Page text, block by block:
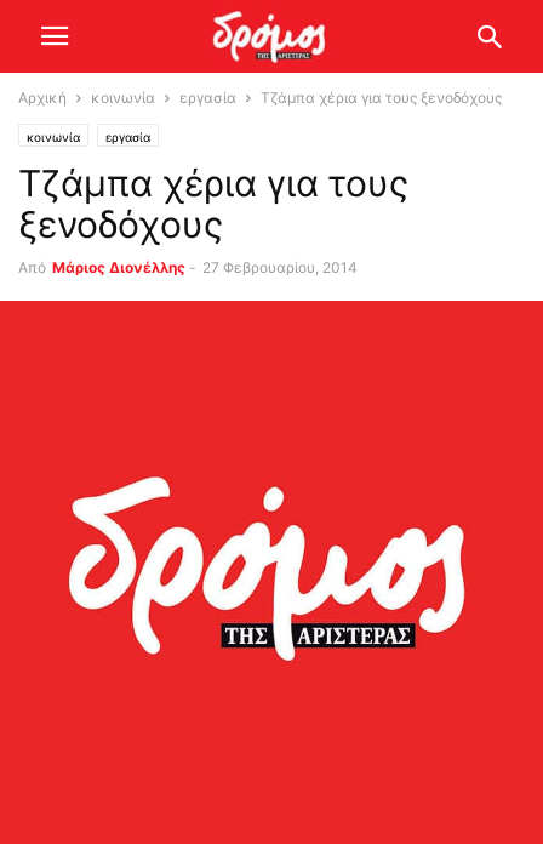
Αρχική κοινωνία εργασία Τζάμπα χέρια για τους ξενοδόχους
κοινωνία εργασία
Τζάμπα χέρια για τους
ξενοδόχους
Από Μάριος Διονέλλης - 27 Φεβρουαρίου, 2014